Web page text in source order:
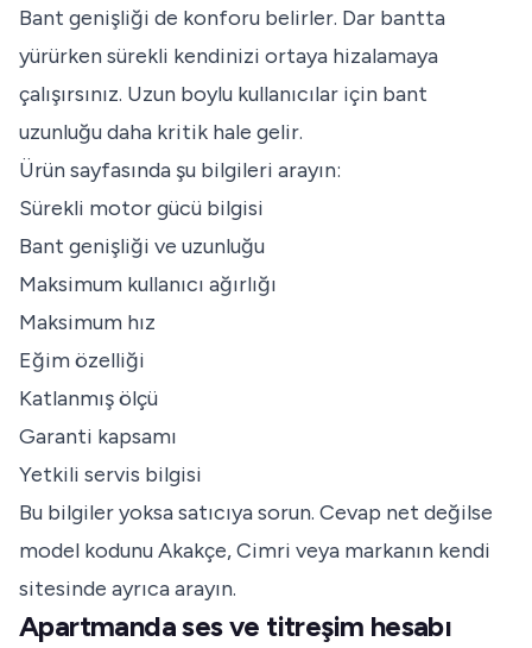
Bant genişliği de konforu belirler. Dar bantta
yürürken sürekli kendinizi ortaya hizalamaya
çalışırsınız. Uzun boylu kullanıcılar için bant
uzunluğu daha kritik hale gelir.
Ürün sayfasında şu bilgileri arayın:
Sürekli motor gücü bilgisi
Bant genişliği ve uzunluğu
Maksimum kullanıcı ağırlığı
Maksimum hız
Eğim özelliği
Katlanmış ölçü
Garanti kapsamı
Yetkili servis bilgisi
Bu bilgiler yoksa satıcıya sorun. Cevap net değilse
model kodunu Akakçe, Cimri veya markanın kendi
sitesinde ayrıca arayın.
Apartmanda ses ve titreşim hesabı